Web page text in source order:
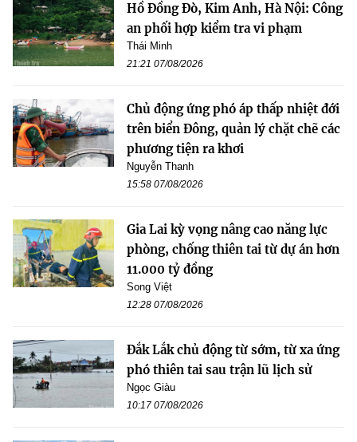
Hồ Đồng Đò, Kim Anh, Hà Nội: Công
an phối hợp kiểm tra vi phạm
Thái Minh
21:21 07/08/2026
Chủ động ứng phó áp thấp nhiệt đới
trên biển Đông, quản lý chặt chẽ các
phương tiện ra khơi
Nguyễn Thanh
15:58 07/08/2026
Gia Lai kỳ vọng nâng cao năng lực
phòng, chống thiên tai từ dự án hơn
11.000 tỷ đồng
Song Việt
12:28 07/08/2026
Đắk Lắk chủ động từ sớm, từ xa ứng
phó thiên tai sau trận lũ lịch sử
Ngọc Giàu
10:17 07/08/2026